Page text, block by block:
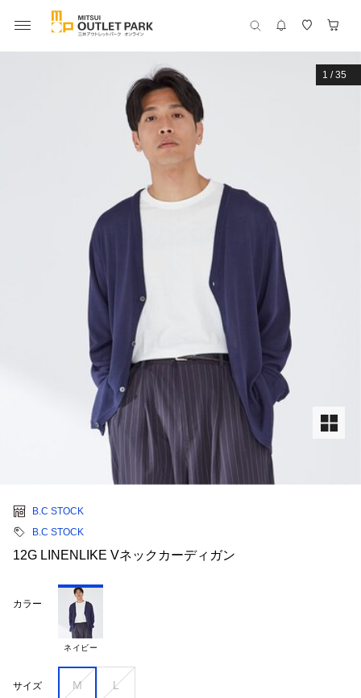
1 /35
B.C STOCK
B.C STOCK
12G LINENLIKE Vネックカーディガン
カラー
ネイビー
サイズ M L